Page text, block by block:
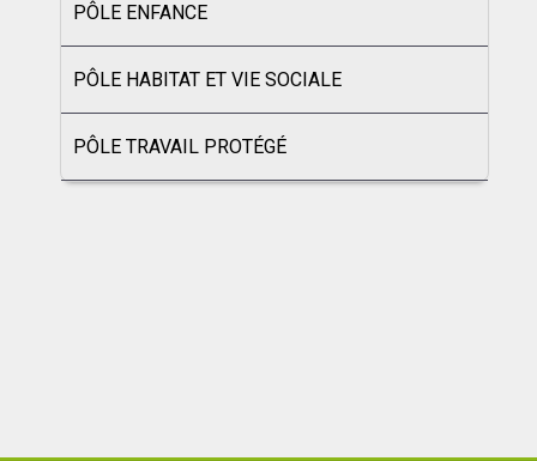
PÔLE ENFANCE
PÔLE HABITAT ET VIE SOCIALE
PÔLE TRAVAIL PROTÉGÉ